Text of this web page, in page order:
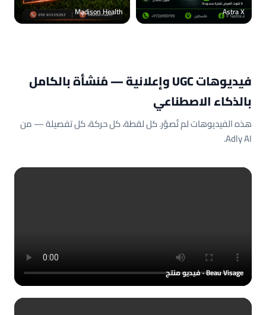
Astra X
Madison Health
فيديوهات UGC وإعلانية — مُنشأة بالكامل
بالذكاء الاصطناعي
هذه الفيديوهات لم تُصوَّر. كل لقطة، كل حركة، كل تفصيلة — من
Adly AI.
Beau Visage · فيديو منتج